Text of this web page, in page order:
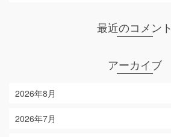
最近のコメント
アーカイブ
2026年8月
2026年7月